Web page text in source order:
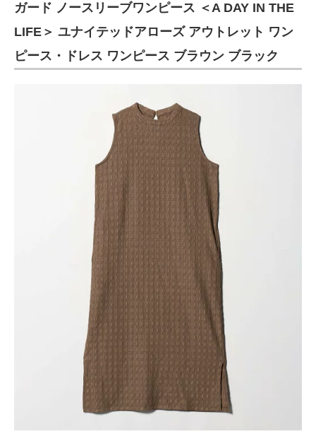
ガード ノースリーブワンピース ＜A DAY IN THE
LIFE＞ ユナイテッドアローズ アウトレット ワン
ピース・ドレス ワンピース ブラウン ブラック